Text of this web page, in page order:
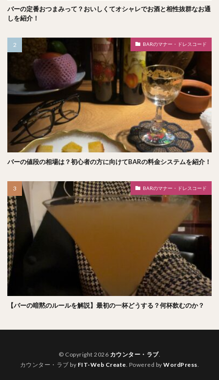
バーの定番おつまみって？おいしくてオシャレでお酒と相性抜群なお通
しを紹介！
BARのマナー・ドレスコード
バーの値段の相場は？初心者の方に向けてBARの料金システムを紹介！
BARのマナー・ドレスコード
【バーの暗黙のルールを解説】最初の一杯どうする？何杯飲むのか？
© Copyright 2026 カウンター・ラブ.
カウンター・ラブ by FIT-Web Create. Powered byWordPress.